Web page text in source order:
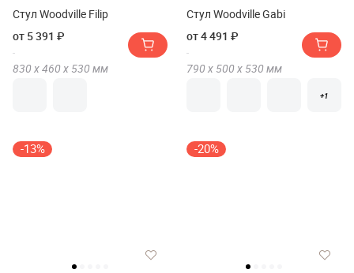
Стул Woodville Filip
от 5 391 ₽
830 х460 х 530 мм
Стул Woodville Gabi
от 4 491 ₽
790 х 500 х 530 мм
+1
-13% -20%